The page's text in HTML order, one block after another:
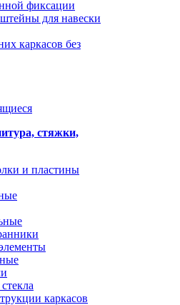
фиксации
для навески
каркасов без
стяжки,
и пластины
каркасов